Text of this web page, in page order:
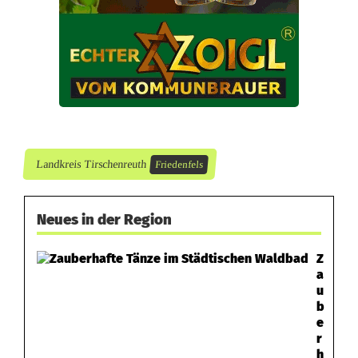
Landkreis Tirschenreuth Friedenfels
Neues in der Region
Z
a
u
b
e
r
h